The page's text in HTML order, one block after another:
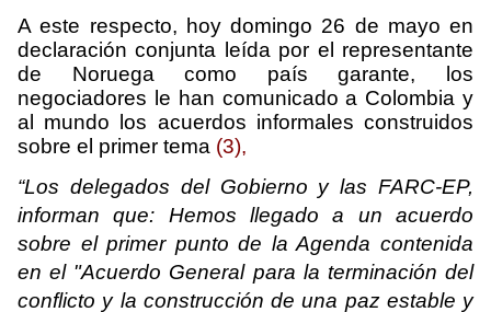
A este respecto, hoy domingo 26 de mayo en
declaración conjunta leída por el representante
de Noruega como país garante, los
negociadores le han comunicado a Colombia y
al mundo los acuerdos informales construidos
sobre el primer tema (3),
“Los delegados del Gobierno y las FARC-EP,
informan que: Hemos llegado a un acuerdo
sobre el primer punto de la Agenda contenida
en el "Acuerdo General para la terminación del
conflicto y la construcción de una paz estable y